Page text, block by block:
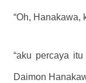
“Oh, Hanakawa,
“aku percaya
Daimon